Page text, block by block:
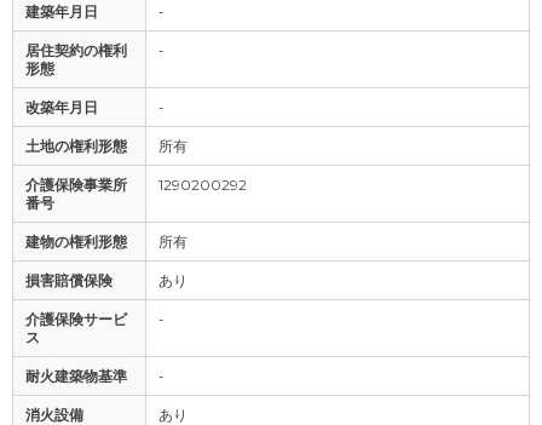
建築年月日 -
居住契約の権利
形態
-
改築年月日 -
土地の権利形態 所有
介護保険事業所
番号
1290200292
建物の権利形態 所有
損害賠償保険 あり
介護保険サービ
ス
-
耐火建築物基準 -
消火設備 あり